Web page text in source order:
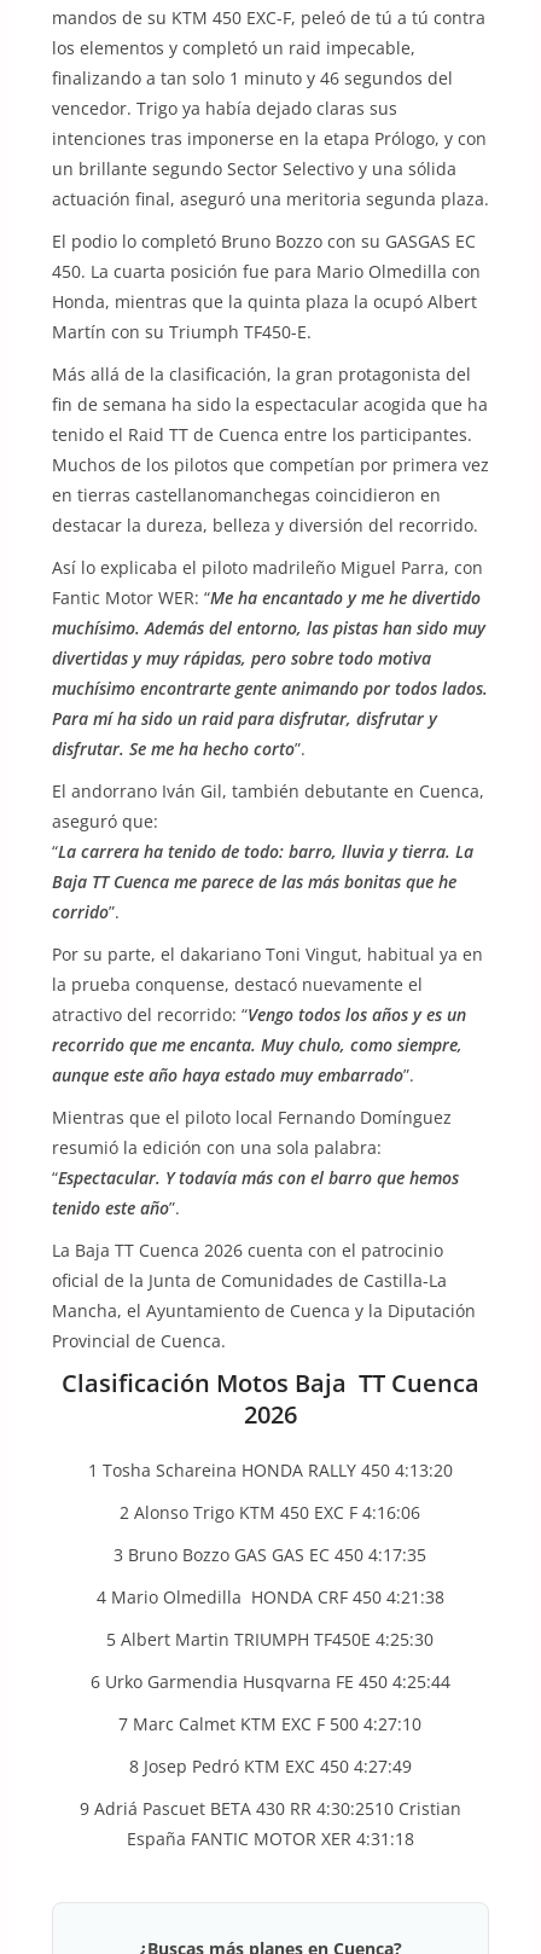
mandos de su KTM 450 EXC-F, peleó de tú a tú contra
los elementos y completó un raid impecable,
finalizando a tan solo 1 minuto y 46 segundos del
vencedor. Trigo ya había dejado claras sus
intenciones tras imponerse en la etapa Prólogo, y con
un brillante segundo Sector Selectivo y una sólida
actuación final, aseguró una meritoria segunda plaza.
El podio lo completó Bruno Bozzo con su GASGAS EC
450. La cuarta posición fue para Mario Olmedilla con
Honda, mientras que la quinta plaza la ocupó Albert
Martín con su Triumph TF450-E.
Más allá de la clasificación, la gran protagonista del
fin de semana ha sido la espectacular acogida que ha
tenido el Raid TT de Cuenca entre los participantes.
Muchos de los pilotos que competían por primera vez
en tierras castellanomanchegas coincidieron en
destacar la dureza, belleza y diversión del recorrido.
Así lo explicaba el piloto madrileño Miguel Parra, con
Fantic Motor WER: “Me ha encantado y me he divertido
muchísimo. Además del entorno, las pistas han sido muy
divertidas y muy rápidas, pero sobre todo motiva
muchísimo encontrarte gente animando por todos lados.
Para mí ha sido un raid para disfrutar, disfrutar y
disfrutar. Se me ha hecho corto”.
El andorrano Iván Gil, también debutante en Cuenca,
aseguró que:
“La carrera ha tenido de todo: barro, lluvia y tierra. La
Baja TT Cuenca me parece de las más bonitas que he
corrido”.
Por su parte, el dakariano Toni Vingut, habitual ya en
la prueba conquense, destacó nuevamente el
atractivo del recorrido: “Vengo todos los años y es un
recorrido que me encanta. Muy chulo, como siempre,
aunque este año haya estado muy embarrado”.
Mientras que el piloto local Fernando Domínguez
resumió la edición con una sola palabra:
“Espectacular. Y todavía más con el barro que hemos
tenido este año”.
La Baja TT Cuenca 2026 cuenta con el patrocinio
oficial de la Junta de Comunidades de Castilla-La
Mancha, el Ayuntamiento de Cuenca y la Diputación
Provincial de Cuenca.
Clasificación Motos Baja TT Cuenca
2026
1 Tosha Schareina HONDA RALLY 450 4:13:20
2 Alonso Trigo KTM 450 EXC F 4:16:06
3 Bruno Bozzo GAS GAS EC 450 4:17:35
4 Mario Olmedilla HONDA CRF 450 4:21:38
5 Albert Martin TRIUMPH TF450E 4:25:30
6 Urko Garmendia Husqvarna FE 450 4:25:44
7 Marc Calmet KTM EXC F 500 4:27:10
8 Josep Pedró KTM EXC 450 4:27:49
9 Adriá Pascuet BETA 430 RR 4:30:2510 Cristian
España FANTIC MOTOR XER 4:31:18
¿Buscas más planes en Cuenca?